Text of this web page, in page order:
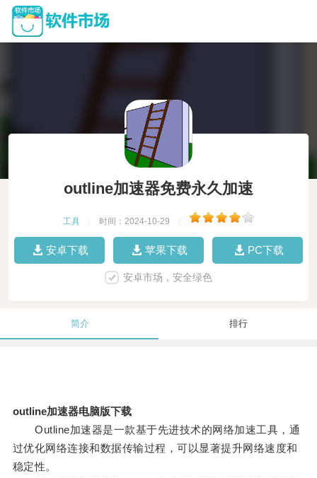
outline加速器免费永久加速
工具 时间：2024-10-29
安卓下载 苹果下载 PC下载
安卓市场，安全绿色
简介 排行
outline加速器电脑版下载
Outline加速器是一款基于先进技术的网络加速工具，通
过优化网络连接和数据传输过程，可以显著提升网络速度和
稳定性。